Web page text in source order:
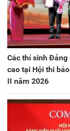
Các thí sinh Đảng
cao tại Hội thi
II năm 2026